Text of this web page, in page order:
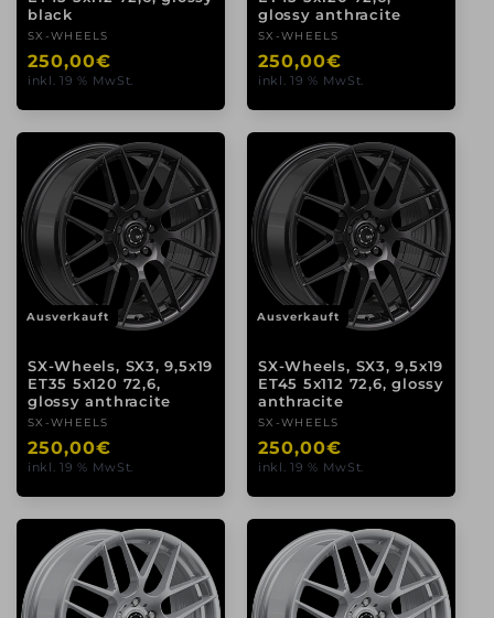
black
Anbieter:
SX-WHEELS
Normaler
Preis
250,00€
inkl. 19 % MwSt.
glossy anthracite
Anbieter:
SX-WHEELS
Normaler
Preis
250,00€
inkl. 19 % MwSt.
Ausverkauft
SX-Wheels, SX3, 9,5x19
ET35 5x120 72,6,
glossy anthracite
Anbieter:
SX-WHEELS
Normaler
Preis
250,00€
inkl. 19 % MwSt.
Ausverkauft
SX-Wheels, SX3, 9,5x19
ET45 5x112 72,6, glossy
anthracite
Anbieter:
SX-WHEELS
Normaler
Preis
250,00€
inkl. 19 % MwSt.